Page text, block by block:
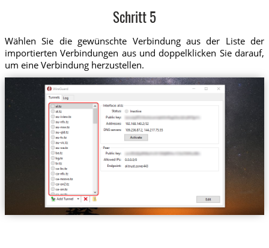
Schritt 5
Wählen Sie die gewünschte Verbindung aus der Liste der
importierten Verbindungen aus und doppelklicken Sie darauf,
um eine Verbindung herzustellen.